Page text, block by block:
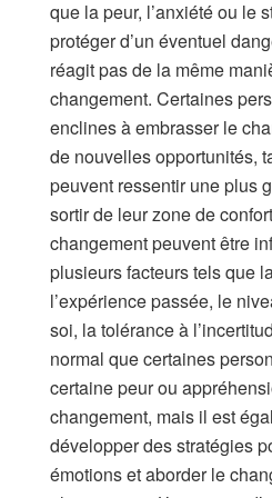
que la peur, l’anxiété ou le
protéger d’un éventuel
réagit pas de la même
changement. Certaines
enclines à embrasser le
de nouvelles opportunités,
peuvent ressentir une plus
sortir de leur zone de
changement peuvent être
plusieurs facteurs tels que
l’expérience passée, le
soi, la tolérance à
normal que certaines
certaine peur ou
changement, mais il est
développer des stratégies
émotions et aborder le